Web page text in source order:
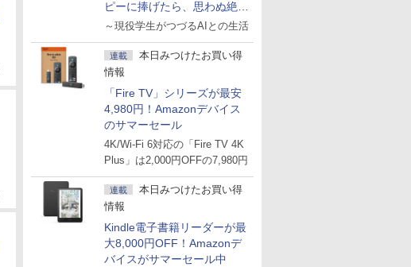
ピーに捧げたら、思わぬ絶景
に出会った話
～現役学生がつづるAIとの生活
連載
本日みつけたお買い得
情報
「Fire TV」シリーズが最安
4,980円！Amazonデバイス
のサマーセール
4K/Wi-Fi 6対応の「Fire TV 4K
Plus」は2,000円OFFの7,980円
連載
本日みつけたお買い得
情報
Kindle電子書籍リーダーが最
大8,000円OFF！Amazonデ
バイスがサマーセール中